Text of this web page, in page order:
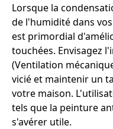
Lorsque la
de l'humidité dans
est primordial
touchées. Envisagez
(Ventilation
vicié et maintenir un
votre maison.
tels que la peinture
s'avérer utile.